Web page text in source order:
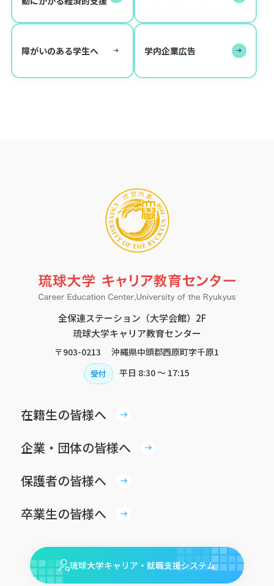
障がいのある学生へ 学内企業広告
全保連ステーション（大学会館）2F
琉球大学キャリア教育センター
〒903-0213 沖縄県中頭郡西原町字千原1
受付 平日 8:30 〜 17:15
在籍生の皆様へ
企業・団体の皆様へ
保護者の皆様へ
卒業生の皆様へ
琉球大学キャリア・就職支援システム
1 教員対策講座